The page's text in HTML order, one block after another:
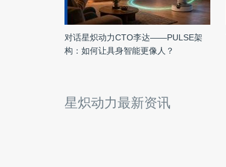
对话星炽动力CTO李达——PULSE架
构：如何让具身智能更像人？
星炽动力最新资讯